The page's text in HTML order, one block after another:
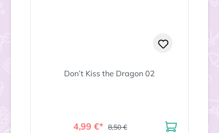
Don’t Kiss the Dragon 02
4,99 €* 8,50 €